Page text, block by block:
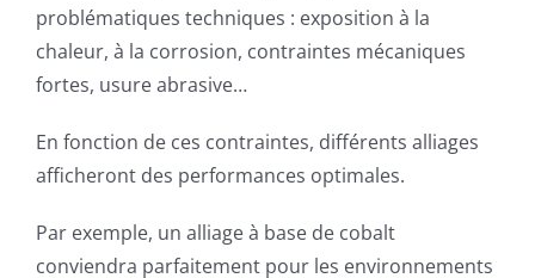
problématiques techniques : exposition à la
chaleur, à la corrosion, contraintes mécaniques
fortes, usure abrasive…
En fonction de ces contraintes, différents alliages
afficheront des performances optimales.
Par exemple, un alliage à base de cobalt
conviendra parfaitement pour les environnements